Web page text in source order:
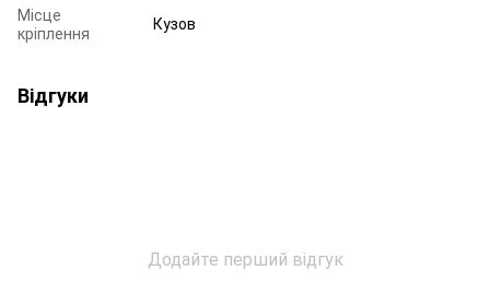
Місце
кріплення
Кузов
Відгуки
Додайте перший відгук